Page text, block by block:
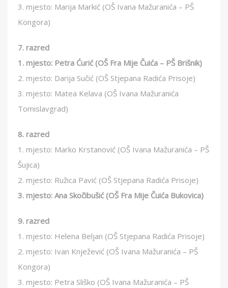
3. mjesto: Marija Markić (OŠ Ivana Mažuranića – PŠ
Kongora)
7. razred
1. mjesto: Petra Ćurić (OŠ Fra Mije Čuića – PŠ Brišnik)
2. mjesto: Darija Sučić (OŠ Stjepana Radića Prisoje)
3. mjesto: Matea Kelava (OŠ Ivana Mažuranića
Tomislavgrad)
8. razred
1. mjesto: Marko Krstanović (OŠ Ivana Mažuranića – PŠ
Šujica)
2. mjesto: Ružica Pavić (OŠ Stjepana Radića Prisoje)
3. mjesto: Ana Skočibušić (OŠ Fra Mije Čuića Bukovica)
9. razred
1. mjesto: Helena Beljan (OŠ Stjepana Radića Prisoje)
2. mjesto: Ivan Knježević (OŠ Ivana Mažuranića – PŠ
Kongora)
3. mjesto: Petra Sliško (OŠ Ivana Mažuranića – PŠ